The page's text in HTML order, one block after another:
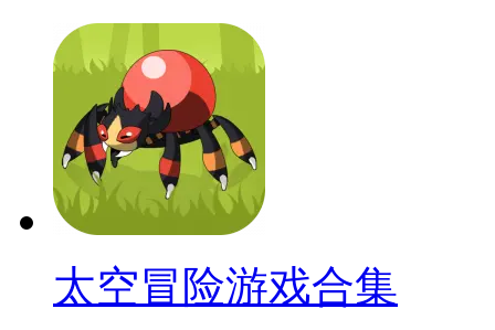
太空冒险游戏合集